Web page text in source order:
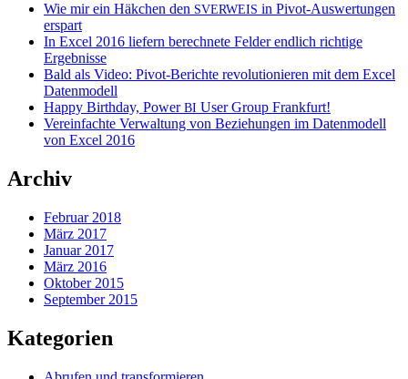
Wie mir ein Häkchen den SVERWEIS in Pivot-Auswertungen
erspart
In Excel 2016 liefern berechnete Felder endlich richtige
Ergebnisse
Bald als Video: Pivot-Berichte revolutionieren mit dem Excel
Datenmodell
Happy Birthday, PowerBI User Group Frankfurt!
Vereinfachte Verwaltung von Beziehungen im Datenmodell
von Excel 2016
Archiv
Februar 2018
März 2017
Januar 2017
März 2016
Oktober 2015
September 2015
Kategorien